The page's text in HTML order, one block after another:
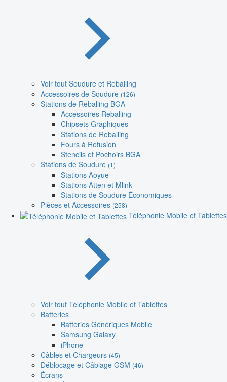
Voir tout Soudure et Reballing
Accessoires de Soudure (126)
Stations de Reballing BGA
Accessoires Reballing
Chipsets Graphiques
Stations de Reballing
Fours à Refusion
Stencils et Pochoirs BGA
Stations de Soudure (1)
Stations Aoyue
Stations Atten et Mlink
Stations de Soudure Économiques
Pièces et Accessoires (258)
Téléphonie Mobile et Tablettes
Voir tout Téléphonie Mobile et Tablettes
Batteries
Batteries Génériques Mobile
Samsung Galaxy
iPhone
Câbles et Chargeurs (45)
Déblocage et Câblage GSM (46)
Écrans